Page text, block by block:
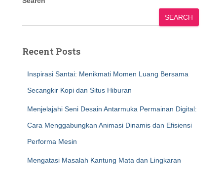
SEARCH
Recent Posts
Inspirasi Santai: Menikmati Momen Luang Bersama
Secangkir Kopi dan Situs Hiburan
Menjelajahi Seni Desain Antarmuka Permainan Digital:
Cara Menggabungkan Animasi Dinamis dan Efisiensi
Performa Mesin
Mengatasi Masalah Kantung Mata dan Lingkaran